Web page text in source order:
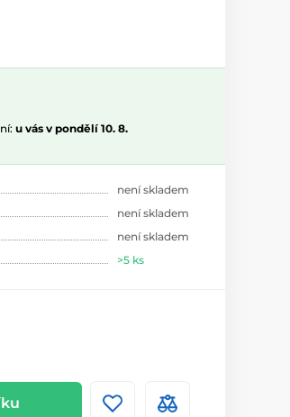
u vás v pondělí 10. 8.
není skladem
není skladem
není skladem
>5 ks